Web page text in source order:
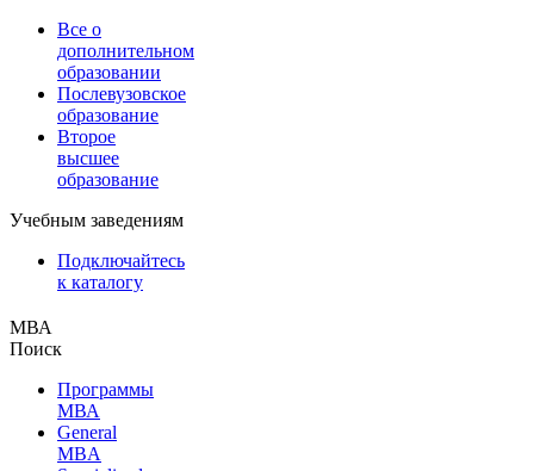
Все о
дополнительном
образовании
Послевузовское
образование
Второе
высшее
образование
Учебным заведениям
Подключайтесь
к каталогу
МВА
Поиск
Программы
МВА
General
MBA